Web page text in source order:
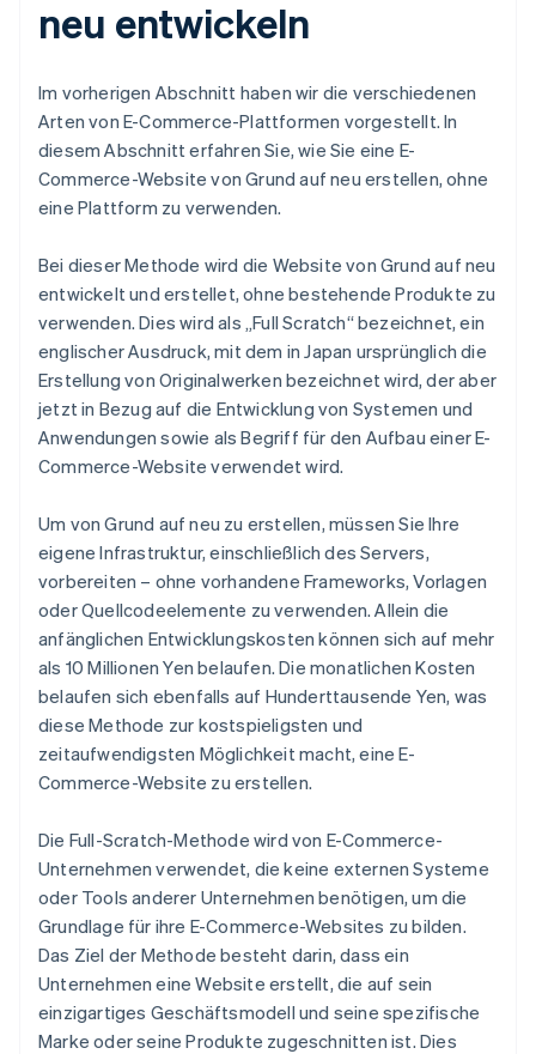
neu entwickeln
Im vorherigen Abschnitt haben wir die verschiedenen
Arten von E-Commerce-Plattformen vorgestellt. In
diesem Abschnitt erfahren Sie, wie Sie eine E-
Commerce-Website von Grund auf neu erstellen, ohne
eine Plattform zu verwenden.
Bei dieser Methode wird die Website von Grund auf neu
entwickelt und erstellet, ohne bestehende Produkte zu
verwenden. Dies wird als „Full Scratch“ bezeichnet, ein
englischer Ausdruck, mit dem in Japan ursprünglich die
Erstellung von Originalwerken bezeichnet wird, der aber
jetzt in Bezug auf die Entwicklung von Systemen und
Anwendungen sowie als Begriff für den Aufbau einer E-
Commerce-Website verwendet wird.
Um von Grund auf neu zu erstellen, müssen Sie Ihre
eigene Infrastruktur, einschließlich des Servers,
vorbereiten – ohne vorhandene Frameworks, Vorlagen
oder Quellcodeelemente zu verwenden. Allein die
anfänglichen Entwicklungskosten können sich auf mehr
als 10 Millionen Yen belaufen. Die monatlichen Kosten
belaufen sich ebenfalls auf Hunderttausende Yen, was
diese Methode zur kostspieligsten und
zeitaufwendigsten Möglichkeit macht, eine E-
Commerce-Website zu erstellen.
Die Full-Scratch-Methode wird von E-Commerce-
Unternehmen verwendet, die keine externen Systeme
oder Tools anderer Unternehmen benötigen, um die
Grundlage für ihre E-Commerce-Websites zu bilden.
Das Ziel der Methode besteht darin, dass ein
Unternehmen eine Website erstellt, die auf sein
einzigartiges Geschäftsmodell und seine spezifische
Marke oder seine Produkte zugeschnitten ist. Dies